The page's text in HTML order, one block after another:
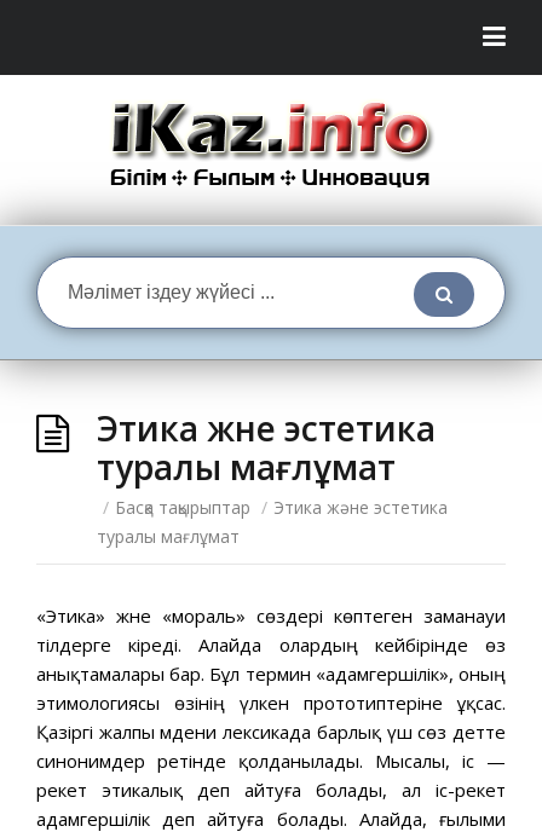
Этика және эстетика
туралы мағлұмат
/ Басқа тақырыптар / Этика және эстетика
туралы мағлұмат
«Этика» және «мораль» сөздері көптеген заманауи
тілдерге кіреді. Алайда олардың кейбірінде өз
анықтамалары бар. Бұл термин «адамгершілік», оның
этимологиясы өзінің үлкен прототиптеріне ұқсас.
Қазіргі жалпы мәдени лексикада барлық үш сөз әдетте
синонимдер ретінде қолданылады. Мысалы, іс —
әрекет этикалық деп айтуға болады, ал іс-әрекет
адамгершілік деп айтуға болады. Алайда, ғылыми